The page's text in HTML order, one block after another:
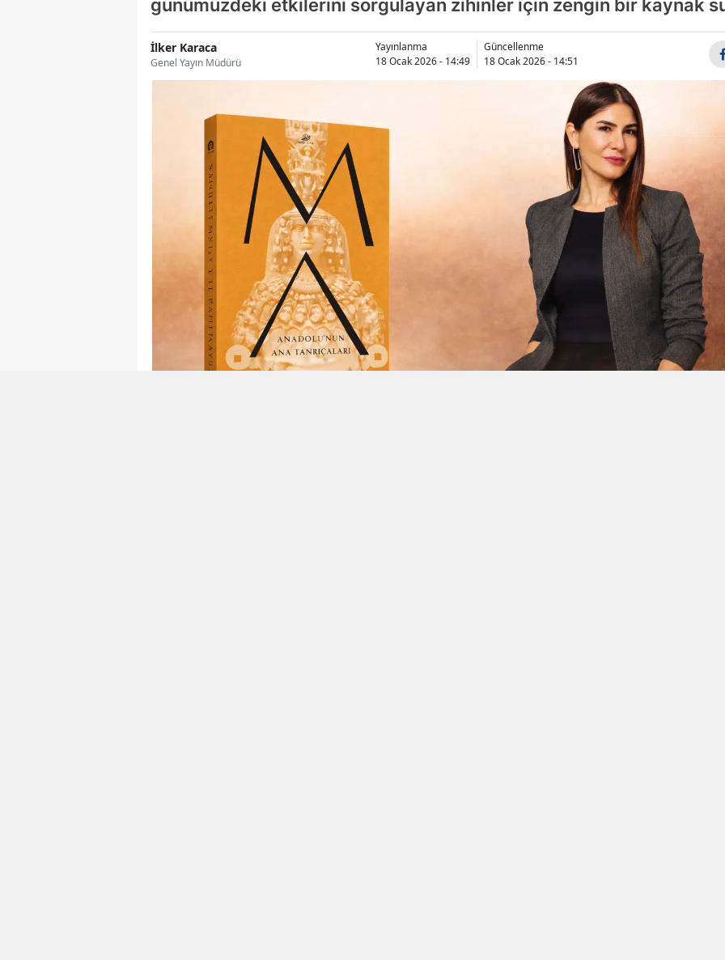
günümüzdeki etkilerini sorgulayan zihinler için zengin bir kaynak
İlker Karaca
Genel Yayın Müdürü
Yayınlanma
18 Ocak 2026 - 14:49
Güncellenme
18 Ocak 2026 - 14:51